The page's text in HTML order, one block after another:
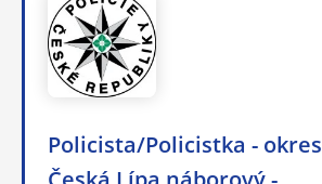
Policista/Policistka - okres